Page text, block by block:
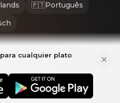
🇵🇹Português
reservados. GASTRONA® es
cualquier plato